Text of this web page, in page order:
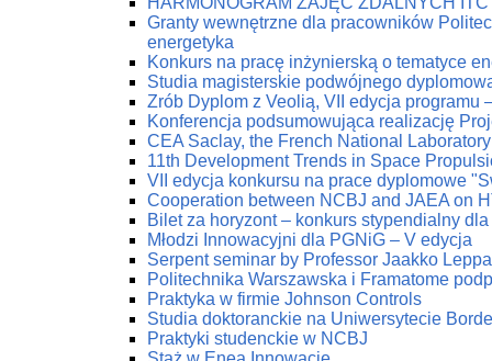
Granty wewnętrzne dla pracowników
energetyka
Konkurs na pracę inżynierską o tematyce
Studia magisterskie podwójnego
Zrób Dyplom z Veolią, VII edycja programu
Konferencja podsumowująca realizację
CEA Saclay, the French National
11th Development Trends in Space
VII edycja konkursu na prace dyplomowe
Cooperation between NCBJ and JAEA on
Bilet za horyzont – konkurs stypendialny
Młodzi Innowacyjni dla PGNiG – V edycja
Serpent seminar by Professor Jaakko
Politechnika Warszawska i Framatome
Praktyka w firmie Johnson Controls
Studia doktoranckie na Uniwersytecie
Praktyki studenckie w NCBJ